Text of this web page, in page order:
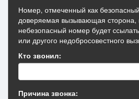
Номер, отмеченный как
доверяемая вызывающая сторона,
небезопасный номер будет
или другого недобросовестного
Кто звонил:
Причина звонка: